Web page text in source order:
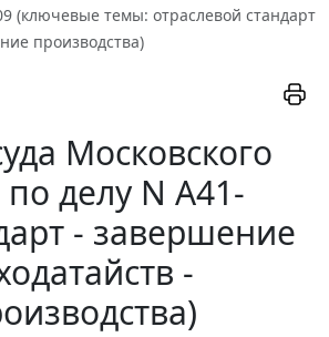
(ключевые темы: отраслевой стандарт
производства)
Московского
делу N А41-
- завершение
-